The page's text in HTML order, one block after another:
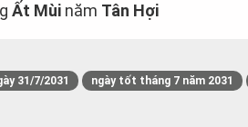
Ất Mùi năm Tân Hợi
31/7/2031 ngày tốt tháng 7 năm 2031